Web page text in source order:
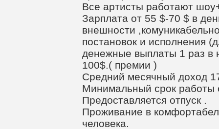
Все артисты работают
Зарплата от 55 $-70 $ в
внешности
постановок и исполнения
денежные выплаты 1 раз в
100$.( премии )
Средний месячный доход
Минимальный срок работы
Предоставляется отпуск .
Проживание в
человека.